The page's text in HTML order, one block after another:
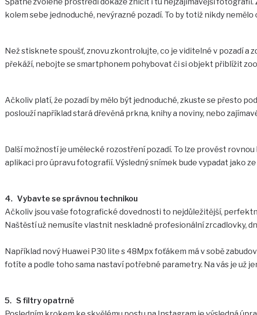
kolem sebe jednoduché, nevýrazné pozadí. To by totiž nikdy
Než stisknete spoušť, znovu zkontrolujte, co je viditelné v pozadí a
překáží, nebojte se smartphonem pohybovat či si objekt přiblížit
Ačkoliv platí, že pozadí by mělo být jednoduché, zkuste se přesto
poslouží například stará dřevěná prkna, knihy a noviny, nebo
Další možností je umělecké rozostření pozadí. To lze provést
aplikaci pro úpravu fotografií. Výsledný snímek bude vypadat jako
4. Vybavte se správnou technikou
Ačkoliv jsou vaše fotografické dovednosti to nejdůležitější,
Naštěstí už nemusíte vlastnit neskladné profesionální zrcadlovky,
Například nový Huawei P30 lite s 48Mpx foťákem má v sobě
fotíte a podle toho sama nastaví potřebné parametry. Na vás je už
5. S filtry opatrně